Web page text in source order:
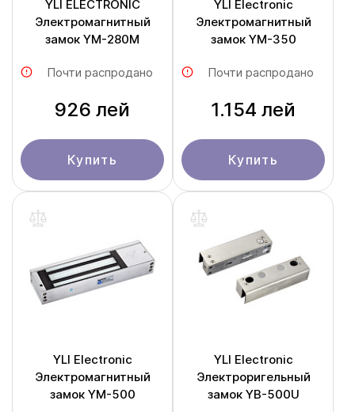
YLI ELECTRONIC
Электромагнитный
замок YM-280M
Почти распродано
926 лей
Купить
YLI Electronic
Электромагнитный
замок YM-350
Почти распродано
1.154 лей
Купить
YLI Electronic
Электромагнитный
замок YM-500
YLI Electronic
Электроригельный
замок YB-500U